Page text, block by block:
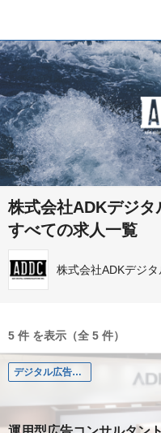
株式会社ADKデジ
すべての求人一覧
株式会社ADKデジ
5 件 を表示（全 5 件）
デジタル広告運用